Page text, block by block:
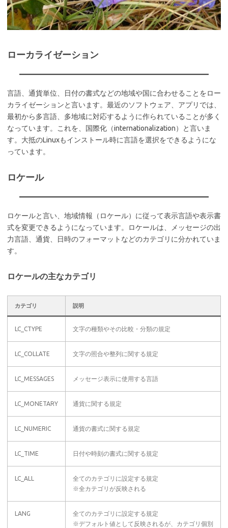
ローカライゼーション
言語、通貨単位、日付の書式などの地域や国に合わせることをロー
カライゼーションと言います。最近のソフトウェア、アプリでは、
最初から多言語、多地域に対応するように作られていることが多く
なっています。これを、国際化（internationalization）と言いま
す。大抵のLinuxもインストール時に言語を選択をできるようにな
っています。
ロケール
ロケールと言い、地域情報（ロケール）に従って表示言語や表示書
式を変更できるようになっています。ロケールは、メッセージの出
力言語、通貨、日時のフォーマットなどのカテゴリに分かれていま
す。
ロケールの主なカテゴリ
カテゴリ 説明
LC_CTYPE 文字の種類やその比較・分類の規定
LC_COLLATE 文字の照合や整列に関する規定
LC_MESSAGES メッセージ表示に使用する言語
LC_MONETARY 通貨に関する規定
LC_NUMERIC 通貨の書式に関する規定
LC_TIME 日付や時刻の書式に関する規定
LC_ALL
全てのカテゴリに設定する規定
※全カテゴリが反映される
LANG
全てのカテゴリに設定する規定
※デフォルト値として反映されるが、カテゴリ個別